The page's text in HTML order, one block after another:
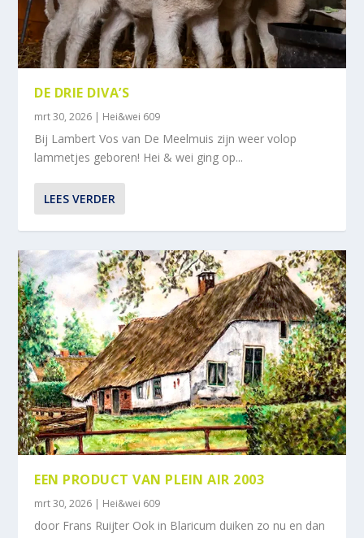
DE DRIE DIVA’S
mrt 30, 2026 | Hei&wei 609
Bij Lambert Vos van De Meelmuis zijn weer volop
lammetjes geboren! Hei & wei ging op...
LEES VERDER
EEN PRODUCT VAN PLEIN AIR 2003
mrt 30, 2026 | Hei&wei 609
door Frans Ruijter Ook in Blaricum duiken zo nu en dan